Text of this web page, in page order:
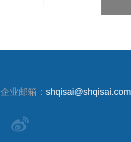
企业邮箱：shqisai@shqisai.com